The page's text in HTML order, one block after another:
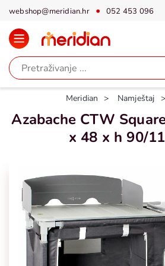
webshop@meridian.hr 052 453 096
Meridian Namještaj
Azabache CTW
x 48 x h 90/